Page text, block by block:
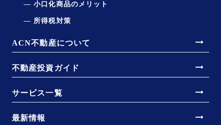
小口化商品のメリット
所得税対策
ACN不動産について arrow_right_alt
不動産投資ガイド arrow_right_alt
サービス一覧 arrow_right_alt
最新情報 arrow_right_alt